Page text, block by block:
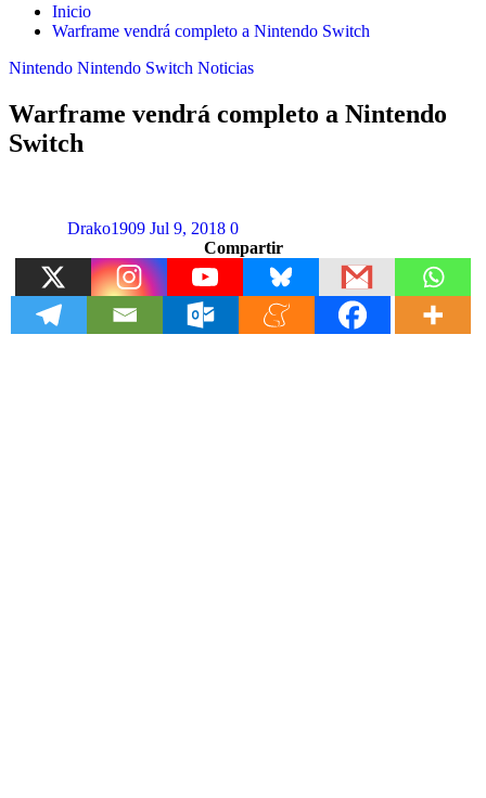
Inicio
Warframe vendrá completo a Nintendo Switch
Nintendo Nintendo Switch Noticias
Warframe vendrá completo a Nintendo
Switch
Drako1909 Jul 9, 2018 0
Compartir